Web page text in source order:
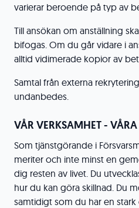
varierar beroende på typ av
Till ansökan om anställning
bifogas. Om du går vidare i
alltid vidimerade kopior av
Samtal från externa
undanbedes.
VÅR VERKSAMHET -
Som tjänstgörande i
meriter och inte minst en
dig resten av livet. Du
hur du kan göra skillnad. Du
samtidigt som du har en